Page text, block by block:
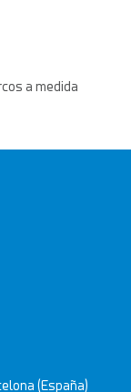
a medida
(España)